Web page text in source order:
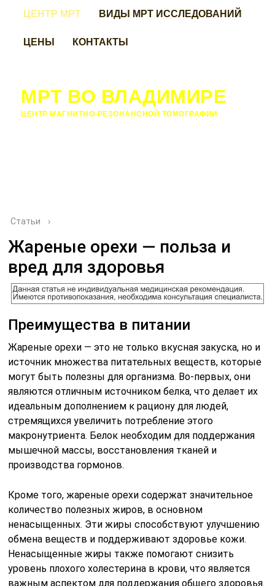
ЦЕНТР МРТ
ВИДЫ МРТ ИССЛЕДОВАНИЙ
ЦЕНЫ
КОНТАКТЫ
МРТ ВО ВЛАДИМИРЕ
ЦЕНТР МАГНИТНО-РЕЗОНАНСНОЙ ТОМОГРАФИИ
Статьи ›
Жареные орехи — польза и
вред для здоровья
Преимущества в питании
Жареные орехи — это не только вкусная закуска, но и
источник множества питательных веществ, которые
могут быть полезны для организма. Во-первых, они
являются отличным источником белка, что делает их
идеальным дополнением к рациону для людей,
стремящихся увеличить потребление этого
макронутриента. Белок необходим для поддержания
мышечной массы, восстановления тканей и
производства гормонов.
Кроме того, жареные орехи содержат значительное
количество полезных жиров, в основном
ненасыщенных. Эти жиры способствуют улучшению
обмена веществ и поддерживают здоровье кожи.
Ненасыщенные жиры также помогают снизить
уровень плохого холестерина в крови, что является
важным аспектом для поддержания общего здоровья.